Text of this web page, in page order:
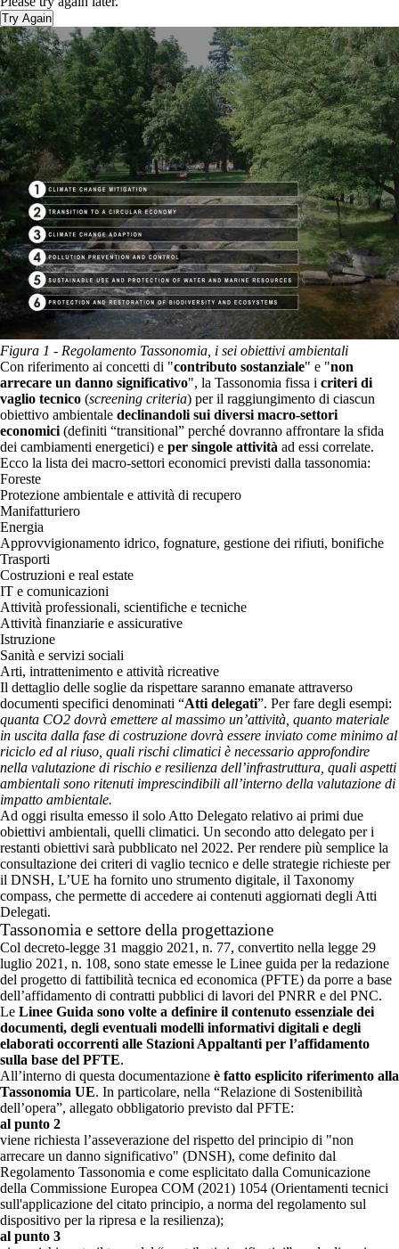
Try Again
Figura 1 - Regolamento Tassonomia, i sei obiettivi ambientali
Con riferimento ai concetti di "contributo sostanziale" e "non
arrecare un danno significativo", la Tassonomia fissa i criteri di
vaglio tecnico (screening criteria) per il raggiungimento di ciascun
obiettivo ambientale declinandoli sui diversi macro-settori
economici (definiti “transitional” perché dovranno affrontare la sfida
dei cambiamenti energetici) e per singole attività ad essi correlate.
Ecco la lista dei macro-settori economici previsti dalla tassonomia:
Foreste
Protezione ambientale e attività di recupero
Manifatturiero
Energia
Approvvigionamento idrico, fognature, gestione dei rifiuti, bonifiche
Trasporti
Costruzioni e real estate
IT e comunicazioni
Attività professionali, scientifiche e tecniche
Attività finanziarie e assicurative
Istruzione
Sanità e servizi sociali
Arti, intrattenimento e attività ricreative
Il dettaglio delle soglie da rispettare saranno emanate attraverso
documenti specifici denominati “Atti delegati”. Per fare degli esempi:
quanta CO2 dovrà emettere al massimo un’attività, quanto materiale
in uscita dalla fase di costruzione dovrà essere inviato come minimo al
riciclo ed al riuso, quali rischi climatici è necessario approfondire
nella valutazione di rischio e resilienza dell’infrastruttura, quali aspetti
ambientali sono ritenuti imprescindibili all’interno della valutazione di
impatto ambientale.
Ad oggi risulta emesso il solo Atto Delegato relativo ai primi due
obiettivi ambientali, quelli climatici. Un secondo atto delegato per i
restanti obiettivi sarà pubblicato nel 2022. Per rendere più semplice la
consultazione dei criteri di vaglio tecnico e delle strategie richieste per
il DNSH, L’UE ha fornito uno strumento digitale, il Taxonomy
compass, che permette di accedere ai contenuti aggiornati degli Atti
Delegati.
Tassonomia e settore della progettazione
Col decreto-legge 31 maggio 2021, n. 77, convertito nella legge 29
luglio 2021, n. 108, sono state emesse le Linee guida per la redazione
del progetto di fattibilità tecnica ed economica (PFTE) da porre a base
dell’affidamento di contratti pubblici di lavori del PNRR e del PNC.
Le Linee Guida sono volte a definire il contenuto essenziale dei
documenti, degli eventuali modelli informativi digitali e degli
elaborati occorrenti alle Stazioni Appaltanti per l’affidamento
sulla base del PFTE.
All’interno di questa documentazione è fatto esplicito riferimento alla
Tassonomia UE. In particolare, nella “Relazione di Sostenibilità
dell’opera”, allegato obbligatorio previsto dal PFTE:
al punto 2
viene richiesta l’asseverazione del rispetto del principio di "non
arrecare un danno significativo" (DNSH), come definito dal
Regolamento Tassonomia e come esplicitato dalla Comunicazione
della Commissione Europea COM (2021) 1054 (Orientamenti tecnici
sull'applicazione del citato principio, a norma del regolamento sul
dispositivo per la ripresa e la resilienza);
al punto 3